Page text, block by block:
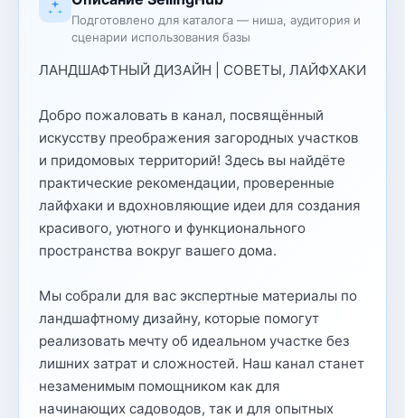
Подготовлено для каталога — ниша, аудитория и
сценарии использования базы
ЛАНДШАФТНЫЙ ДИЗАЙН | СОВЕТЫ, ЛАЙФХАКИ
Добро пожаловать в канал, посвящённый
искусству преображения загородных участков
и придомовых территорий! Здесь вы найдёте
практические рекомендации, проверенные
лайфхаки и вдохновляющие идеи для создания
красивого, уютного и функционального
пространства вокруг вашего дома.
Мы собрали для вас экспертные материалы по
ландшафтному дизайну, которые помогут
реализовать мечту об идеальном участке без
лишних затрат и сложностей. Наш канал станет
незаменимым помощником как для
начинающих садоводов, так и для опытных